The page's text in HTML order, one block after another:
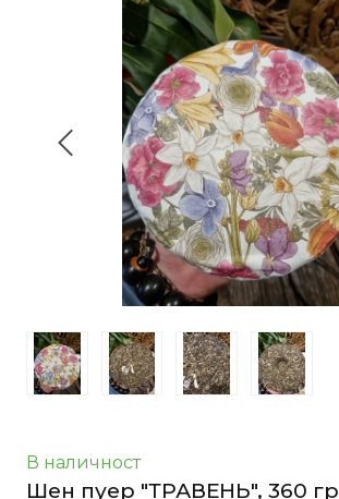
В наличност
Шен пуер "ТРАВЕНЬ", 360 гр